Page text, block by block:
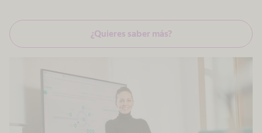
¿Quieres saber más?